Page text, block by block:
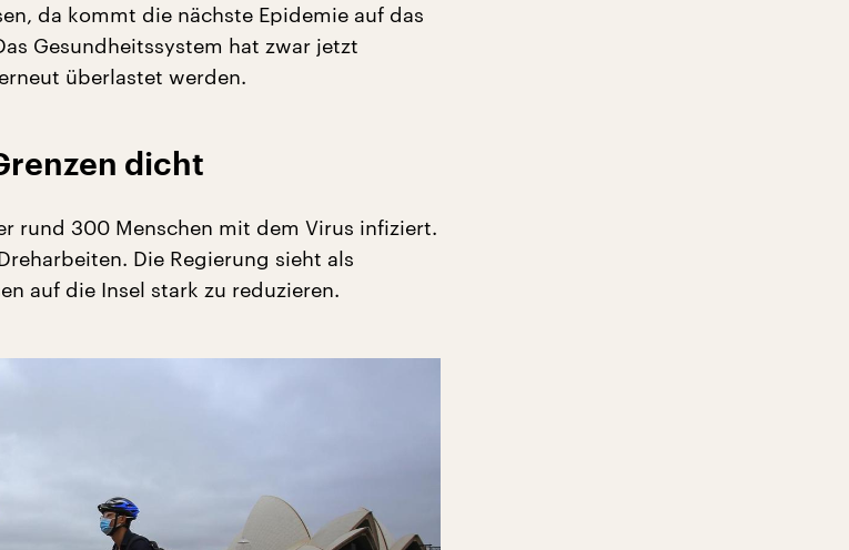
da kommt die nächste Epidemie auf das
Gesundheitssystem hat zwar jetzt
überlastet werden.
dicht
rund 300 Menschen mit dem Virus infiziert.
Die Regierung sieht als
auf die Insel stark zu reduzieren.